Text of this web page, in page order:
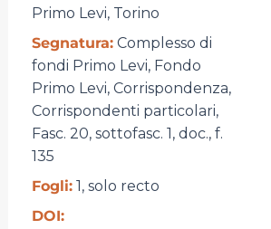
Primo Levi, Torino
Segnatura:Complesso di
fondi Primo Levi, Fondo
Primo Levi, Corrispondenza,
Corrispondenti particolari,
Fasc. 20, sottofasc. 1, doc., f.
135
Fogli:1, solo recto
DOI: